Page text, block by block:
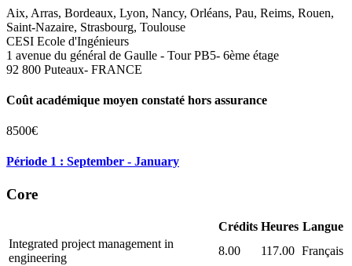
Aix, Arras, Bordeaux, Lyon, Nancy, Orléans, Pau, Reims, Rouen,
Saint-Nazaire, Strasbourg, Toulouse
CESI Ecole d'Ingénieurs
1 avenue du général de Gaulle - Tour PB5- 6ème étage
92 800 Puteaux- FRANCE
Coût académique moyen constaté hors assurance
8500€
Période 1 : September - January
Core
Crédits Heures Langue
Integrated project management in
engineering
8.00 117.00 Français